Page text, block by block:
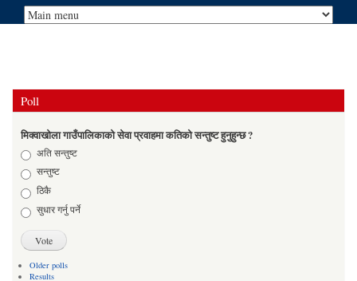
Poll
मिक्वाखोला गाउँपालिकाको सेवा प्रवाहमा कतिको सन्तुष्ट हुनुहुन्छ ?
Choicesअति सन्तुष्ट
सन्तुष्ट
ठिकै
सुधार गर्नु पर्ने
Older polls
Results